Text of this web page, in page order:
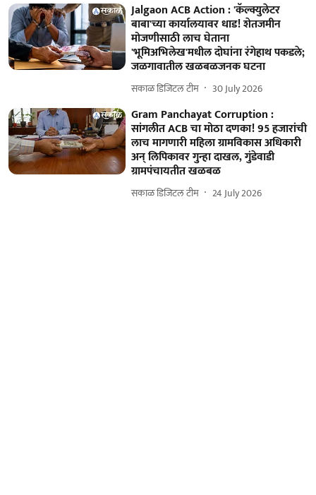
Jalgaon ACB Action : 'कॅल्क्युलेटर
बाबा'च्या कार्यालयावर धाड! शेतजमीन
मोजणीसाठी लाच घेताना
'भूमिअभिलेख'मधील दोघांना रंगेहाथ पकडले;
जळगावातील खळबळजनक घटना
सकाळ डिजिटल टीम 30 July 2026
Gram Panchayat Corruption :
सांगलीत ACB चा मोठा दणका! 95 हजारांची
लाच मागणारी महिला ग्रामविकास अधिकारी
अन् लिपिकावर गुन्हा दाखल, गुंडेवाडी
ग्रामपंचायतीत खळबळ
सकाळ डिजिटल टीम 24 July 2026